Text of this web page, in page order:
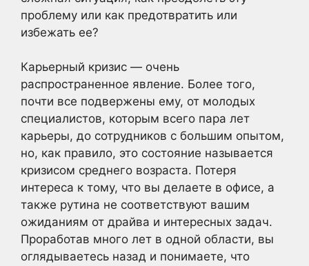
проблему или как предотвратить или
избежать ее?
Карьерный кризис — очень
распространенное явление. Более того,
почти все подвержены ему, от молодых
специалистов, которым всего пара лет
карьеры, до сотрудников с большим опытом,
но, как правило, это состояние называется
кризисом среднего возраста. Потеря
интереса к тому, что вы делаете в офисе, а
также рутина не соответствуют вашим
ожиданиям от драйва и интересных задач.
Проработав много лет в одной области, вы
оглядываетесь назад и понимаете, что